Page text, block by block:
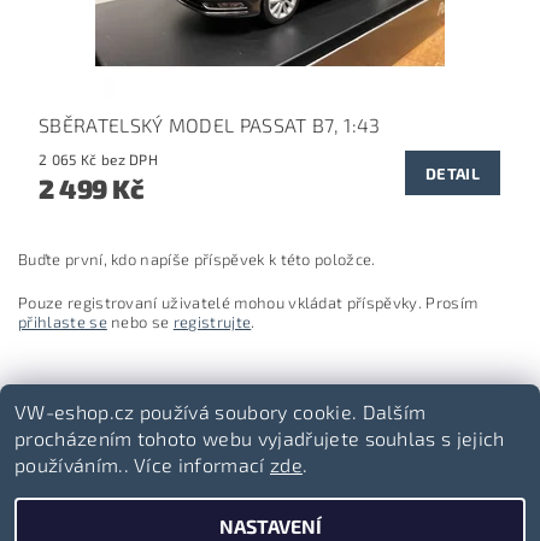
SBĚRATELSKÝ MODEL PASSAT B7, 1:43
2 065 Kč bez DPH
2 499 Kč DETAIL
Buďte první, kdo napíše příspěvek k této položce.
Pouze registrovaní uživatelé mohou vkládat příspěvky. Prosím
přihlaste senebo se registrujte.
Volkswagen-lifestyle.cz
VW-eshop.cz používá soubory cookie. Dalším
procházením tohoto webu vyjadřujete souhlas s jejich
používáním.. Více informací zde.
NASTAVENÍ